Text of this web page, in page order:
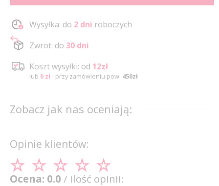
Wysyłka: do 2 dni roboczych
Zwrot: do 30 dni
Koszt wysyłki: od 12zł
lub 0 zł- przy zamówieniu pow. 450zł
Zobacz jak nas oceniają:
Opinie klientów:
Ocena: 0.0 / Ilość opinii: